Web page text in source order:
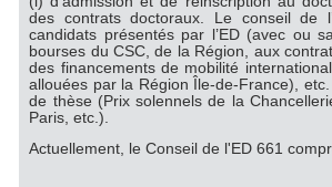
des contrats doctoraux. Le conseil de
candidats présentés par l’ED (avec ou
bourses du CSC, de la Région, aux
des financements de mobilité
allouées par la Région Île-de-France),
de thèse (Prix solennels de la
Paris, etc.).
Actuellement, le Conseil de l'ED 661